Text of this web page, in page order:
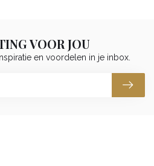
VOOR JOU
en voordelen in je inbox.